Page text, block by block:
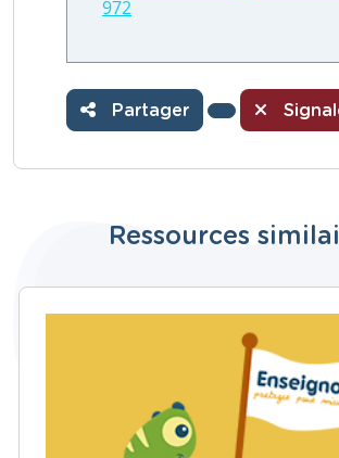
972
Partager
Ressources